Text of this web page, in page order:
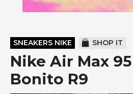
SNEAKERS NIKE SHOP IT
Nike Air Max
Bonito R9